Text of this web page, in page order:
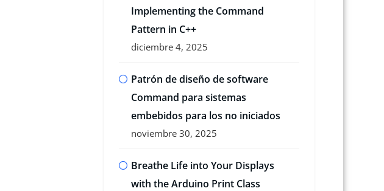
Implementing the Command
Pattern in C++
diciembre 4, 2025
Patrón de diseño de software
Command para sistemas
embebidos para los no iniciados
noviembre 30, 2025
Breathe Life into Your Displays
with the Arduino Print Class